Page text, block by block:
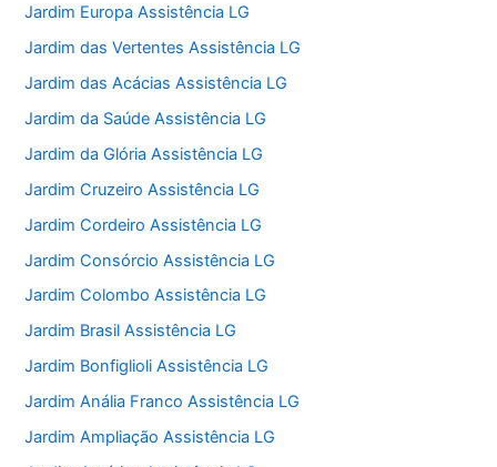
Jardim Europa Assistência LG
Jardim das Vertentes Assistência LG
Jardim das Acácias Assistência LG
Jardim da Saúde Assistência LG
Jardim da Glória Assistência LG
Jardim Cruzeiro Assistência LG
Jardim Cordeiro Assistência LG
Jardim Consórcio Assistência LG
Jardim Colombo Assistência LG
Jardim Brasil Assistência LG
Jardim Bonfiglioli Assistência LG
Jardim Anália Franco Assistência LG
Jardim Ampliação Assistência LG